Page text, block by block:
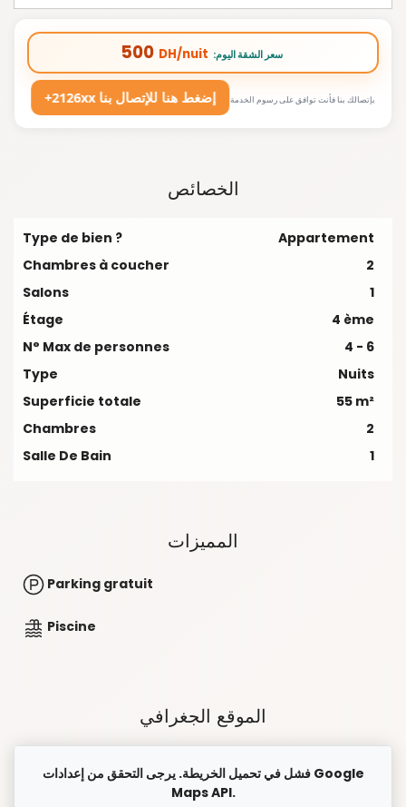
500 DH/nuit :سعر الشقة اليوم
+2126xx إضغط هنا للإتصال بنا بإتصالك بنا فأنت توافق على رسوم الخدمة
الخصائص
Type de bien ?
Appartement
Chambres à coucher
2
Salons
1
Étage
4 ème
N° Max de personnes
4 - 6
Type
Nuits
Superficie totale
55 m²
Chambres
2
Salle De Bain
1
المميزات
Parking gratuit
Piscine
الموقع الجغرافي
فشل في تحميل الخريطة. يرجى التحقق من إعدادات Google
Maps API.